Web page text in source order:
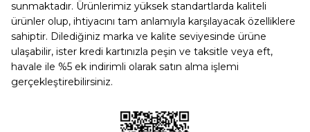
sunmaktadır. Ürünlerimiz yüksek standartlarda kaliteli
ürünler olup, ihtiyacını tam anlamıyla karşılayacak özelliklere
sahiptir. Dilediğiniz marka ve kalite seviyesinde ürüne
ulaşabilir, ister kredi kartınızla peşin ve taksitle veya eft,
havale ile %5 ek indirimli olarak satın alma işlemi
gerçekleştirebilirsiniz.